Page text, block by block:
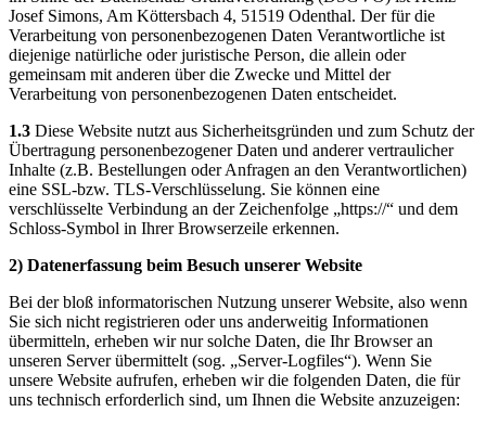
Josef Simons, Am Köttersbach 4, 51519 Odenthal. Der für die
Verarbeitung von personenbezogenen Daten Verantwortliche ist
diejenige natürliche oder juristische Person, die allein oder
gemeinsam mit anderen über die Zwecke und Mittel der
Verarbeitung von personenbezogenen Daten entscheidet.
1.3 Diese Website nutzt aus Sicherheitsgründen und zum Schutz der
Übertragung personenbezogener Daten und anderer vertraulicher
Inhalte (z.B. Bestellungen oder Anfragen an den Verantwortlichen)
eine SSL-bzw. TLS-Verschlüsselung. Sie können eine
verschlüsselte Verbindung an der Zeichenfolge „https://“ und dem
Schloss-Symbol in Ihrer Browserzeile erkennen.
2) Datenerfassung beim Besuch unserer Website
Bei der bloß informatorischen Nutzung unserer Website, also wenn
Sie sich nicht registrieren oder uns anderweitig Informationen
übermitteln, erheben wir nur solche Daten, die Ihr Browser an
unseren Server übermittelt (sog. „Server-Logfiles“). Wenn Sie
unsere Website aufrufen, erheben wir die folgenden Daten, die für
uns technisch erforderlich sind, um Ihnen die Website anzuzeigen: